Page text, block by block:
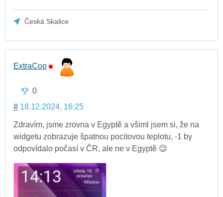
Česká Skalice
ExtraCop
0
# 18.12.2024, 16:25
Zdravím, jsme zrovna v Egyptě a všiml jsem si, že na
widgetu zobrazuje špatnou pocitovou teplotu, -1 by
odpovídalo počasí v ČR, ale ne v Egyptě 😉